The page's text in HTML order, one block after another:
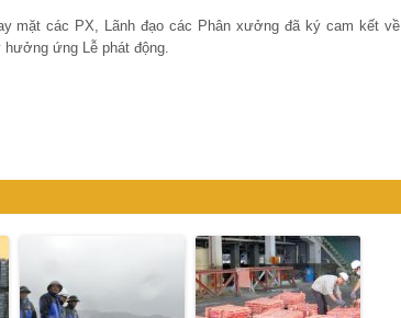
mặt các PX, Lãnh đạo các Phân xưởng đã ký cam kết về
ứng Lễ phát động.